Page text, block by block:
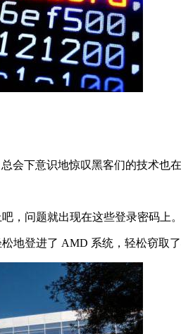
会下意识地惊叹黑客们的技术也在
，问题就出现在这些登录密码上。
松地登进了 AMD 系统，轻松窃取了